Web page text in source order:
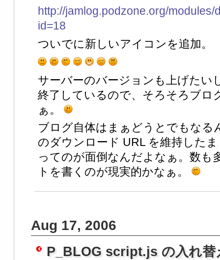
http://jamlog.podzone.org/
id=18
ついでに新しいアイコンを追加。
サーバーのバージョンも上げたい
終了しているので、そろそろブロ
ぁ。
ブログ自体はまぁどうとでもなる
のダウンロード URL を維持した
ってのが面倒なんだよなぁ。数も
トを書くのが現実的かなぁ。
Aug 17, 2006
P_BLOG script.js の入れ替